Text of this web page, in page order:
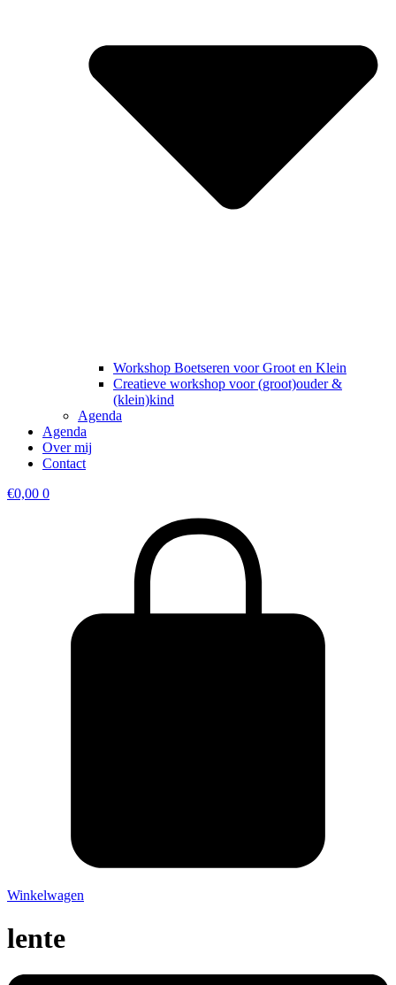
Workshop Boetseren voor Groot en Klein
Creatieve workshop voor (groot)ouder &
(klein)kind
Agenda
Agenda
Over mij
Contact
€0,00 0
Winkelwagen
lente